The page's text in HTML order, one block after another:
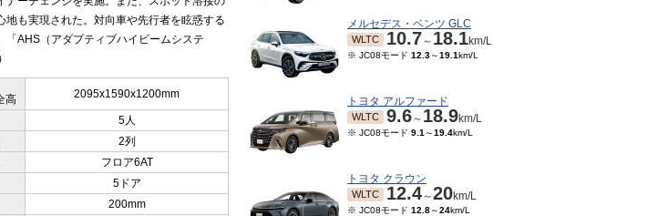
も実現された。対向車や先行者を眩惑する
AHS（アダプティブハイビームシステ
高
2095x1590x1200mm
5人
2列
フロア6AT
5ドア
200mm
メルセデス・ベンツ GLC
WLTC 10.7～ 18.1km/L
※ JC08モード 12.3～19.1km/L
トヨタ アルファード
WLTC 9.6～ 18.9km/L
※ JC08モード 9.1 ～19.4km/L
トヨタ クラウン
WLTC 12.4～20km/L
※ JC08モード 12.8～24km/L